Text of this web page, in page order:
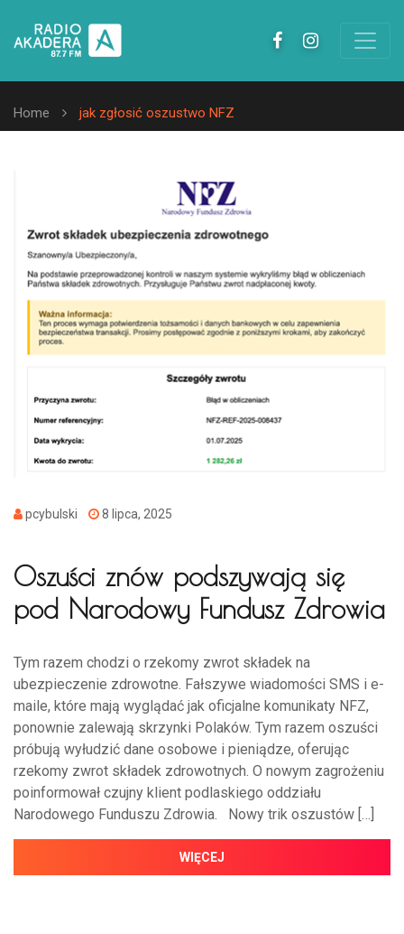
Home jak zgłosić oszustwo NFZ
pcybulski 8 lipca, 2025
Oszuści znów podszywają się
pod Narodowy Fundusz Zdrowia
Tym razem chodzi o rzekomy zwrot składek na
ubezpieczenie zdrowotne. Fałszywe wiadomości SMS i e-
maile, które mają wyglądać jak oficjalne komunikaty NFZ,
ponownie zalewają skrzynki Polaków. Tym razem oszuści
próbują wyłudzić dane osobowe i pieniądze, oferując
rzekomy zwrot składek zdrowotnych. O nowym zagrożeniu
poinformował czujny klient podlaskiego oddziału
Narodowego Funduszu Zdrowia. Nowy trik oszustów […]
WIĘCEJ